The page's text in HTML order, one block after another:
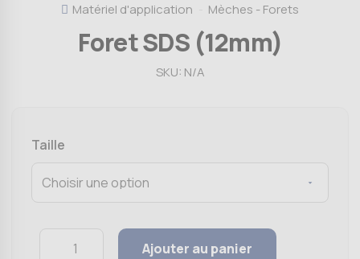
Matériel d'application Mèches - Forets
Foret SDS (12mm)
SKU: N/A
Taille
Ajouter au panier